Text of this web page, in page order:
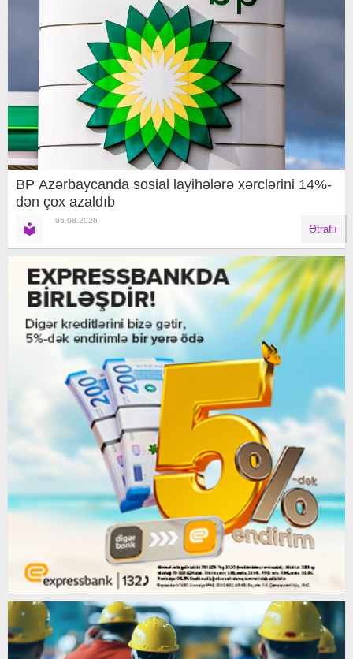
BP Azərbaycanda sosial layihələrə xərclərini 14%-
dən çox azaldıb
06.08.2026
Ətraflı